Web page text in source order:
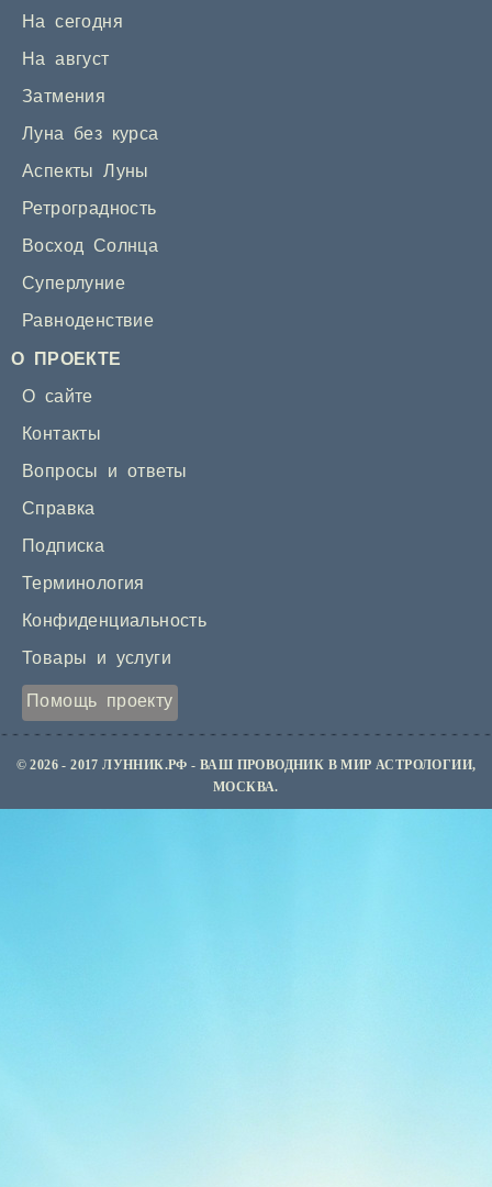
На сегодня
На август
Затмения
Луна без курса
Аспекты Луны
Ретроградность
Восход Солнца
Суперлуние
Равноденствие
О ПРОЕКТЕ
О сайте
Контакты
Вопросы и ответы
Справка
Подписка
Терминология
Конфиденциальность
Товары и услуги
Помощь проекту
© 2026 - 2017 ЛУННИК.РФ - ВАШ ПРОВОДНИК В МИР АСТРОЛОГИИ,
МОСКВА.